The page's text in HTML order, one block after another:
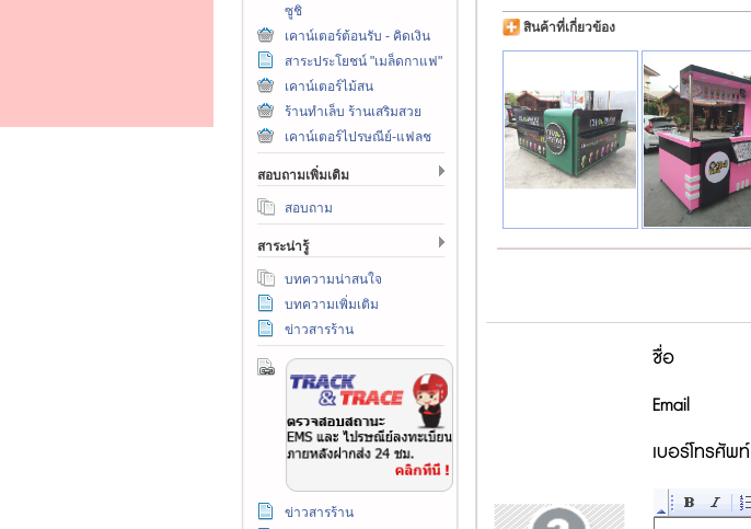
ซูชิ
เคาน์เตอร์ต้อนรับ - คิดเงิน
สาระประโยชน์ "เมล็ดกาแฟ"
เคาน์เตอร์ไม้สน
ร้านทำเล็บ ร้านเสริมสวย
เคาน์เตอร์ไปรษณีย์-แฟลช
สอบถามเพิ่มเติม
สอบถาม
สาระน่ารู้
บทความน่าสนใจ
บทความเพิ่มเติม
ข่าวสารร้าน
ข่าวสารร้าน
สินค้าที่เกี่ยวข้อง
ชื่อ
Email
เบอร์โทรศัพท์